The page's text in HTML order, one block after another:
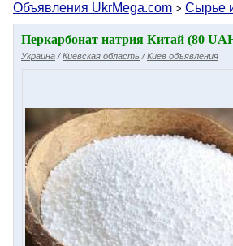
Объявления UkrMega.com > Сырье
Перкарбонат натрия Китай (80
Украина /Киевская область /Киев объявления